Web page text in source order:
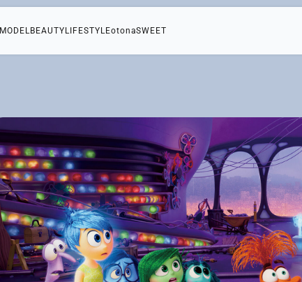
MODELBEAUTY LIFESTYLEotonaSWEET